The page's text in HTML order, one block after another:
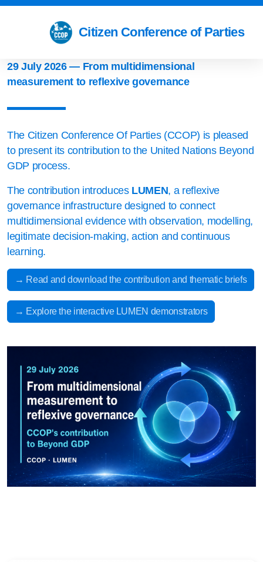
Citizen Conference of Parties
29 July 2026 — From multidimensional
measurement to reflexive governance
The Citizen Conference Of Parties (CCOP) is pleased
to present its contribution to the United Nations Beyond
GDP process.
The contribution introduces LUMEN, a reflexive
governance infrastructure designed to connect
multidimensional evidence with observation, modelling,
legitimate decision-making, action and continuous
learning.
→ Read and download the contribution and thematic briefs
→ Explore the interactive LUMEN demonstrators